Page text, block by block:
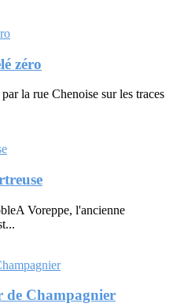
zéro
la rue Chenoise sur les traces
Voreppe, l'ancienne
de Champagnier